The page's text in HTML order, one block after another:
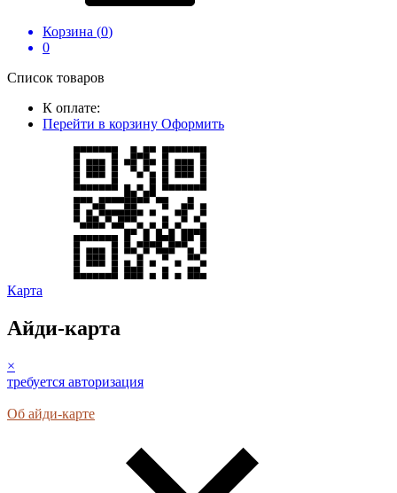
Корзина (0)
0
Список товаров
К оплате:
Перейти в корзину Оформить
Карта
Айди-карта
×
требуется авторизация
Об айди-карте